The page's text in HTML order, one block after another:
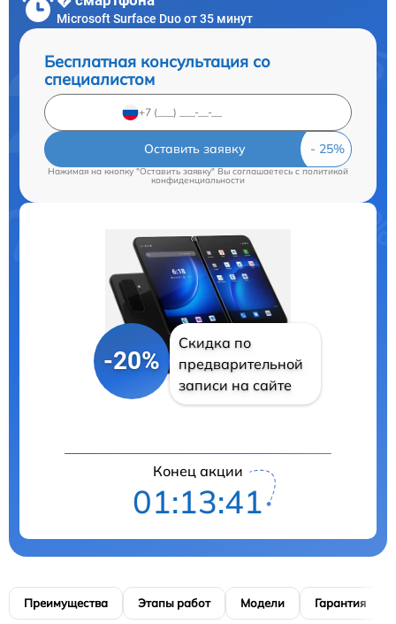
Microsoft Surface Duo от 35 минут
Бесплатная консультация со
специалистом
Оставить заявку
Нажимая на кнопку "Оставить заявку" Вы соглашаетесь cполитикой
конфиденциальности
-20%
Скидка по
предварительной
записи на сайте
Конец акции
01:13:41
Преимущества Этапы работ Модели Гарантия